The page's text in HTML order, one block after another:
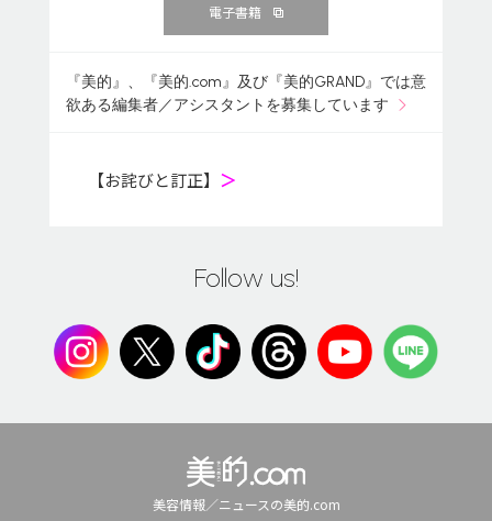
電子書籍
『美的』、『美的.com』及び『美的GRAND』では意
欲ある編集者／アシスタントを募集しています
【お詫びと訂正】 ＞
Follow us!
美容情報／ニュースの美的.com